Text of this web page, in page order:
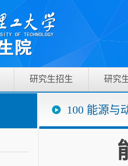
研究生招生 研究
100 能源与